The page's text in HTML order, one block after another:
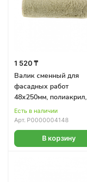
1 520 ₸
Валик сменный для
фасадных работ
48х250мм, полиакрил,
ворс 18мм, бюгель 8мм
MATRIX
Есть в наличии
Арт. Р0000004148
В корзину